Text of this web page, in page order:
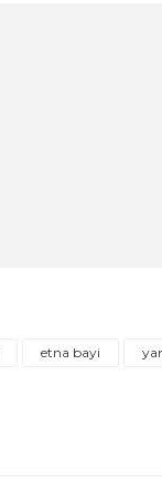
etna bayi